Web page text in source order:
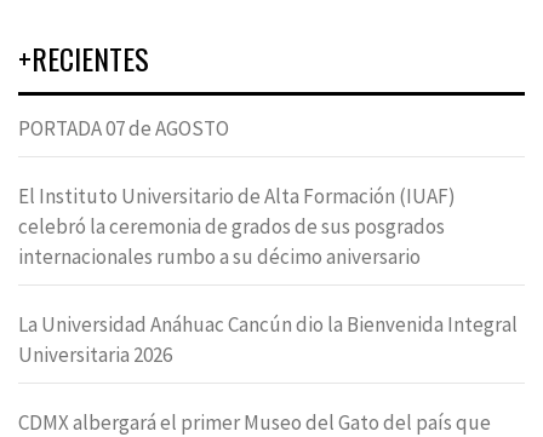
+RECIENTES
PORTADA 07 de AGOSTO
El Instituto Universitario de Alta Formación (IUAF)
celebró la ceremonia de grados de sus posgrados
internacionales rumbo a su décimo aniversario
La Universidad Anáhuac Cancún dio la Bienvenida Integral
Universitaria 2026
CDMX albergará el primer Museo del Gato del país que